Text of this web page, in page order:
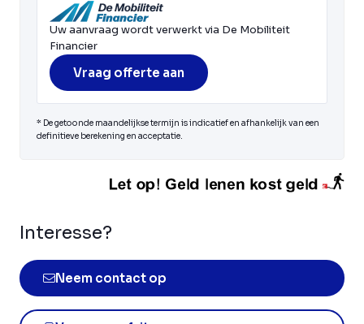
Uw aanvraag wordt verwerkt via De Mobiliteit
Financier
Vraag offerte aan
* De getoonde maandelijkse termijn is indicatief en afhankelijk van een
definitieve berekening en acceptatie.
Interesse?
Neem contact op